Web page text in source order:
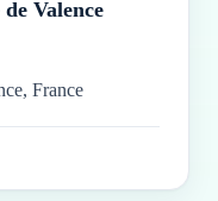
Valence
France